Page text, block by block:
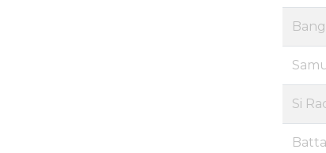
Si